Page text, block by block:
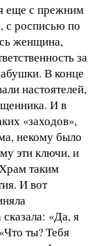
еще с прежним
с росписью по
женщина,
за
В конце
настоятелей,
И в
«заходов»,
некому было
эти ключи, и
таким
И вот
«Да, я
ты? Тебя